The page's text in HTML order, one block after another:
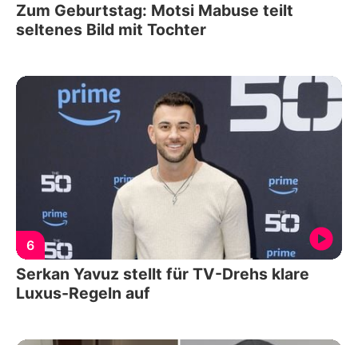
Zum Geburtstag: Motsi Mabuse teilt
seltenes Bild mit Tochter
6
Serkan Yavuz stellt für TV-Drehs klare
Luxus-Regeln auf